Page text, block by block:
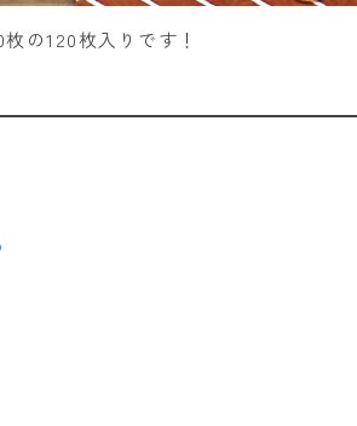
の120枚入りです！